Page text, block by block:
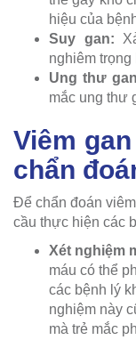
hiệu của
Suy gan:
nghiêm trọng
Ung thư
mắc ung thư
Viêm
chẩn
Để chẩn đoán
cầu thực hiện các
Xét nghiệm
máu có thể
các bệnh lý
nghiệm này
mà trẻ mắc